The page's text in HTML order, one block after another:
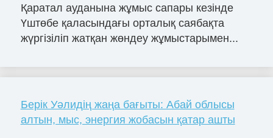
Қаратал ауданына жұмыс сапары кезінде
Үштөбе қаласындағы орталық саябақта
жүргізіліп жатқан жөндеу жұмыстарымен...
Берік Уәлидің жаңа бағыты: Абай облысы
алтын, мыс, энергия жобасын қатар ашты